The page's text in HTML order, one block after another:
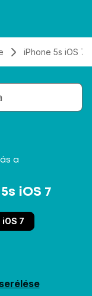
iPhone 5s iOS 7
a
iOS 7
iOS 7